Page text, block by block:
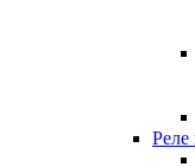
Реле